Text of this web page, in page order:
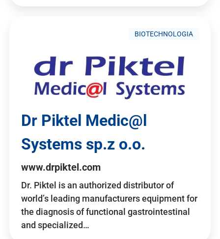
BIOTECHNOLOGIA
Dr Piktel Medic@l
Systems sp.z o.o.
www.drpiktel.com
Dr. Piktel is an authorized distributor of
world’s leading manufacturers equipment for
the diagnosis of functional gastrointestinal
and specialized…